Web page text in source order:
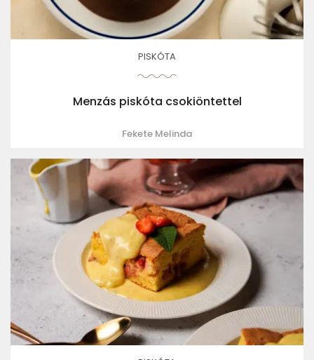
PISKÓTA
Menzás piskóta csokiöntettel
Fekete Melinda